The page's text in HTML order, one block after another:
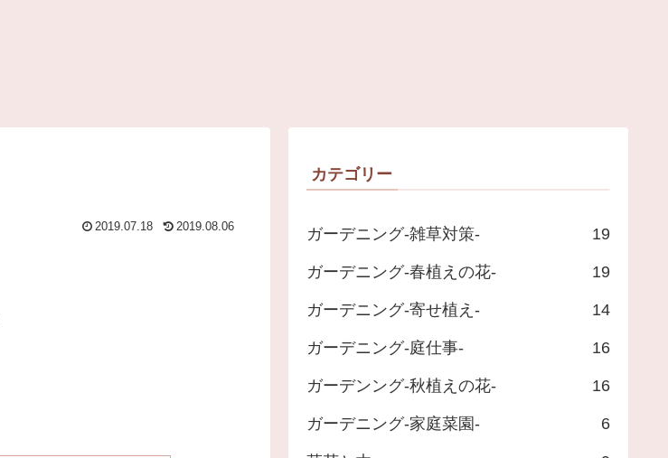
2019.07.18 2019.08.06
カテゴリー
ガーデニング-雑草対策- 19
ガーデニング-春植えの花- 19
ガーデニング-寄せ植え- 14
ガーデニング-庭仕事- 16
ガーデンング-秋植えの花- 16
ガーデニング-家庭菜園- 6